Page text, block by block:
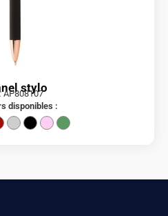
stylo
AP808107
disponibles :